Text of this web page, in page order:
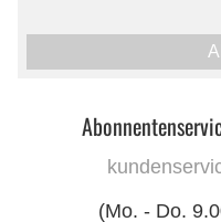
(Mo. - Do.